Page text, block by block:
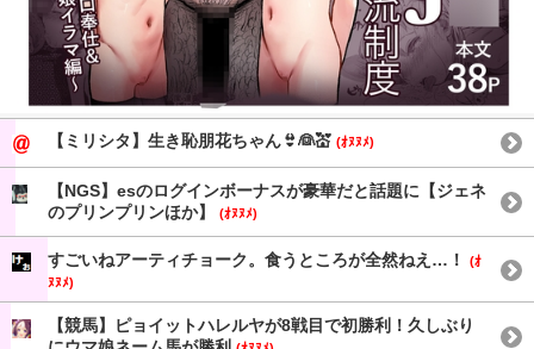
【ミリシタ】生き恥朋花ちゃん👙👰💒 (ｵﾇﾇﾒ)
【NGS】esのログインボーナスが豪華だと話題に【ジェネ
のプリンプリンほか】
(ｵﾇﾇﾒ)
すごいねアーティチョーク。食うところが全然ねえ…！
(ｵ
ﾇﾇﾒ)
【競馬】ピョイットハレルヤが8戦目で初勝利！久しぶり